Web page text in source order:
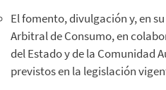
El fomento, divulgación y, en
Arbitral de Consumo, en
del Estado y de la Comunidad
previstos en la legislación